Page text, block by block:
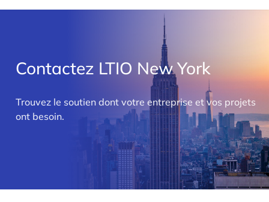
Contactez LTIO New York
Trouvez le soutien dont votre entreprise et vos projets
ont besoin.